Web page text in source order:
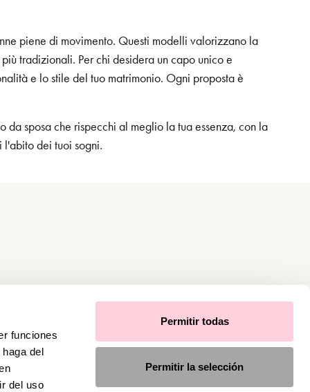
funciones
del
del uso
Permitir todas
Permitir la selección
piene di movimento. Questi modelli valorizzano la
tradizionali. Per chi desidera un capo unico e
e lo stile del tuo matrimonio. Ogni proposta è
sposa che rispecchi al meglio la tua essenza, con la
dei tuoi sogni.